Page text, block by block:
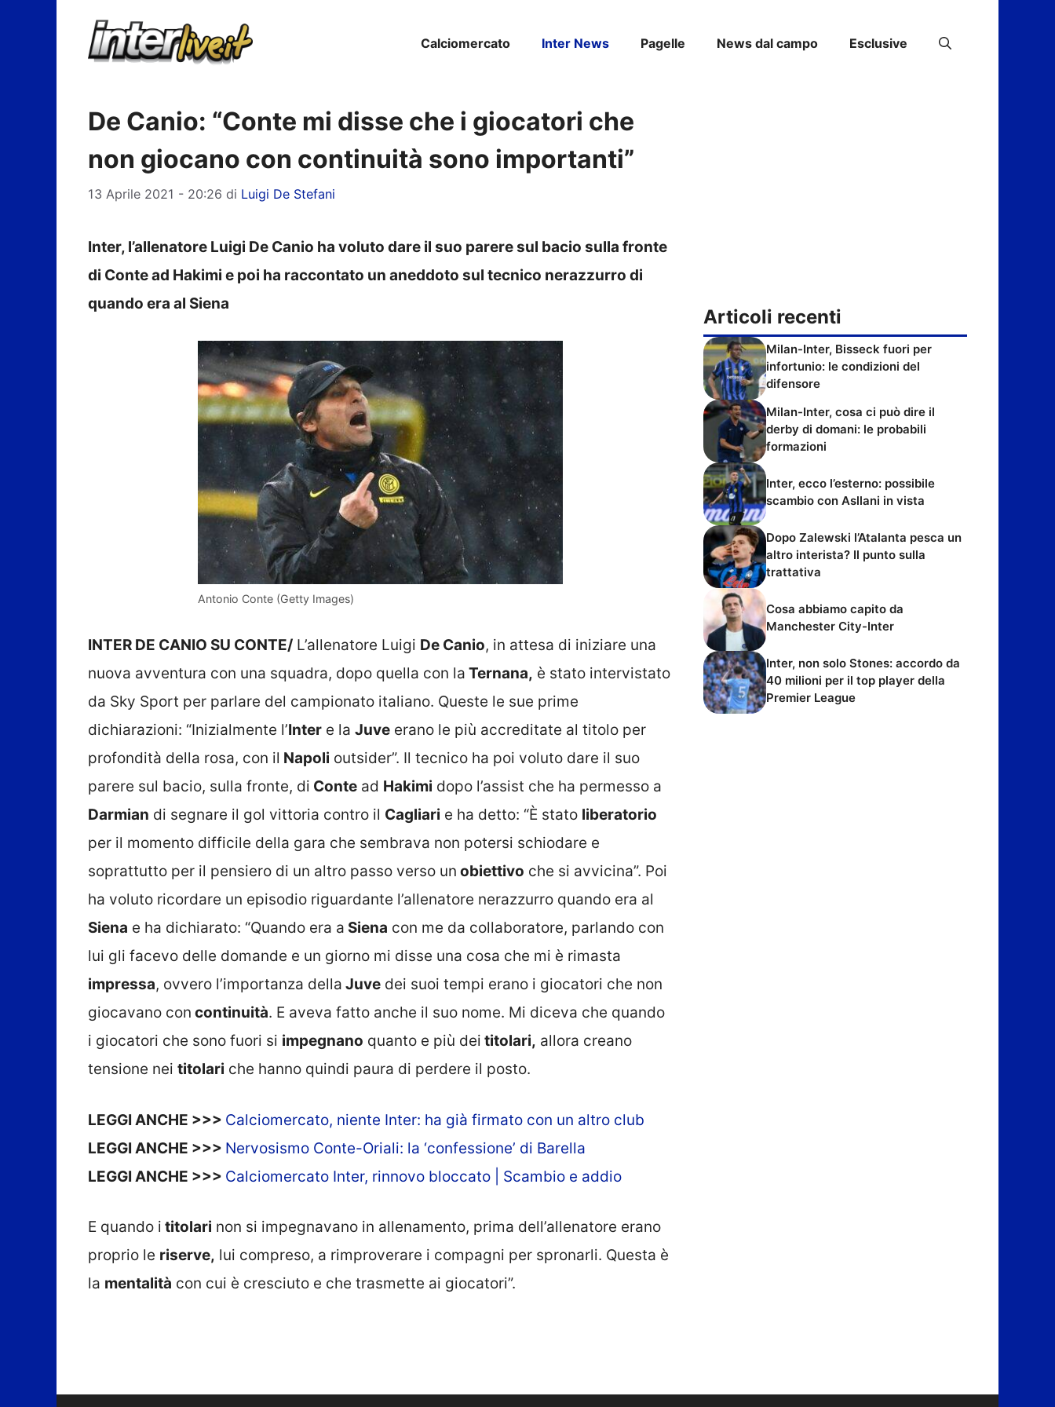
Calciomercato Inter News Pagelle News dal campo Esclusive
De Canio: “Conte mi disse che i giocatori che
non giocano con continuità sono importanti”
13 Aprile 2021 - 20:26 di Luigi De Stefani
Inter, l’allenatore Luigi De Canio ha voluto dare il suo parere sul bacio sulla fronte
di Conte ad Hakimi e poi ha raccontato un aneddoto sul tecnico nerazzurro di
quando era al Siena
Antonio Conte (Getty Images)
INTER DE CANIO SU CONTE/ L’allenatore Luigi De Canio, in attesa di iniziare una
nuova avventura con una squadra, dopo quella con la Ternana, è stato intervistato
da Sky Sport per parlare del campionato italiano. Queste le sue prime
dichiarazioni: “Inizialmente l’Inter e la Juve erano le più accreditate al titolo per
profondità della rosa, con il Napoli outsider”. Il tecnico ha poi voluto dare il suo
parere sul bacio, sulla fronte, di Conte ad Hakimi dopo l’assist che ha permesso a
Darmian di segnare il gol vittoria contro il Cagliari e ha detto: “È stato liberatorio
per il momento difficile della gara che sembrava non potersi schiodare e
soprattutto per il pensiero di un altro passo verso un obiettivo che si avvicina”. Poi
ha voluto ricordare un episodio riguardante l’allenatore nerazzurro quando era al
Siena e ha dichiarato: “Quando era a Siena con me da collaboratore, parlando con
lui gli facevo delle domande e un giorno mi disse una cosa che mi è rimasta
impressa, ovvero l’importanza della Juve dei suoi tempi erano i giocatori che non
giocavano con continuità. E aveva fatto anche il suo nome. Mi diceva che quando
i giocatori che sono fuori si impegnano quanto e più dei titolari, allora creano
tensione nei titolari che hanno quindi paura di perdere il posto.
LEGGI ANCHE >>> Calciomercato, niente Inter: ha già firmato con un altro club
LEGGI ANCHE >>> Nervosismo Conte-Oriali: la ‘confessione’ di Barella
LEGGI ANCHE >>> Calciomercato Inter, rinnovo bloccato | Scambio e addio
E quando i titolari non si impegnavano in allenamento, prima dell’allenatore erano
proprio le riserve, lui compreso, a rimproverare i compagni per spronarli. Questa è
la mentalità con cui è cresciuto e che trasmette ai giocatori”.
Articoli recenti
Milan-Inter, Bisseck fuori per
infortunio: le condizioni del
difensore
Milan-Inter, cosa ci può dire il
derby di domani: le probabili
formazioni
Inter, ecco l’esterno: possibile
scambio con Asllani in vista
Dopo Zalewski l’Atalanta pesca un
altro interista? Il punto sulla
trattativa
Cosa abbiamo capito da
Manchester City-Inter
Inter, non solo Stones: accordo da
40 milioni per il top player della
Premier League